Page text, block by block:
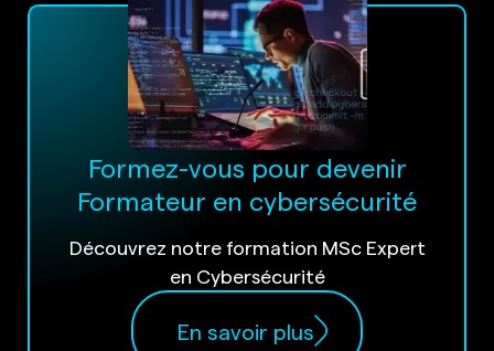
Formez-vous pour devenir
Formateur en cybersécurité
Découvrez notre formation MSc Expert
en Cybersécurité
En savoir plus